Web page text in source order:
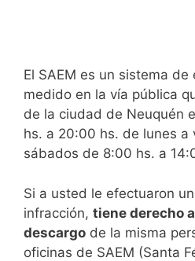
El SAEM es un sistema
medido en la vía pública
de la ciudad de Neuquén
hs. a 20:00 hs. de lunes a
sábados de 8:00 hs. a
Si a usted le efectuaron
infracción, tiene derecho
descargo de la misma
oficinas de SAEM (Santa